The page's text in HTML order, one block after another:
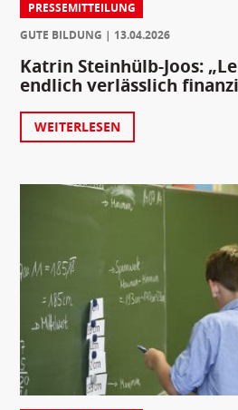
PRESSEMITTEILUNG
GUTE BILDUNG
13.04.2026
Katrin Steinhülb-Joos:
endlich verlässlich
WEITERLESEN